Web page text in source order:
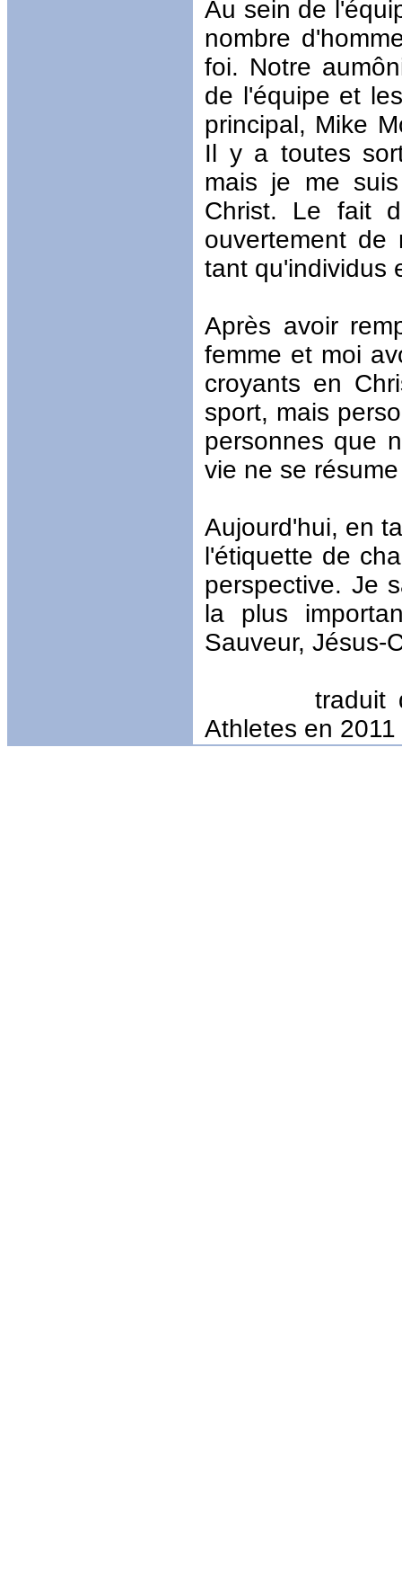
Au sein de
nombre
foi. Notre
de l'équipe et
principal, Mike
Il y a toutes
mais je me
Christ. Le fait
ouvertement
tant qu'individus
Après avoir
femme et moi
croyants en
sport, mais
personnes que
vie ne se
Aujourd'hui, en
l'étiquette de
perspective. Je
la plus
Sauveur, Jésus-
traduit du
Athletes en 2011